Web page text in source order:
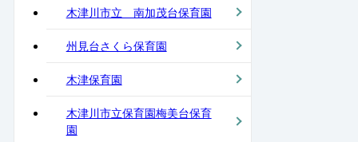
木津川市立 南加茂台保育園
州見台さくら保育園
木津保育園
木津川市立保育園梅美台保育
園